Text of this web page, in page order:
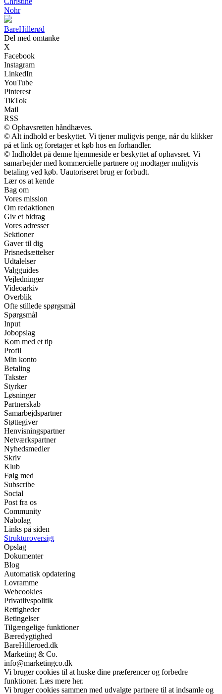
Nohr
BareHillerød
Del med omtanke
X
Facebook
Instagram
LinkedIn
YouTube
Pinterest
TikTok
Mail
RSS
© Ophavsretten håndhæves.
© Alt indhold er beskyttet. Vi tjener muligvis penge, når du klikker
på et link og foretager et køb hos en forhandler.
© Indholdet på denne hjemmeside er beskyttet af ophavsret. Vi
samarbejder med kommercielle partnere og modtager muligvis
betaling ved køb. Uautoriseret brug er forbudt.
Lær os at kende
Bag om
Vores mission
Om redaktionen
Giv et bidrag
Vores adresser
Sektioner
Gaver til dig
Prisnedsættelser
Udtalelser
Valgguides
Vejledninger
Videoarkiv
Overblik
Ofte stillede spørgsmål
Spørgsmål
Input
Jobopslag
Kom med et tip
Profil
Min konto
Betaling
Takster
Styrker
Løsninger
Partnerskab
Samarbejdspartner
Støttegiver
Henvisningspartner
Netværkspartner
Nyhedsmedier
Skriv
Klub
Følg med
Subscribe
Social
Post fra os
Community
Nabolag
Links på siden
Strukturoversigt
Opslag
Dokumenter
Blog
Automatisk opdatering
Lovramme
Webcookies
Privatlivspolitik
Rettigheder
Betingelser
Tilgængelige funktioner
Bæredygtighed
BareHilleroed.dk
Marketing & Co.
info@marketingco.dk
Vi bruger cookies til at huske dine præferencer og forbedre
funktioner. Læs mere her.
Vi bruger cookies sammen med udvalgte partnere til at indsamle og